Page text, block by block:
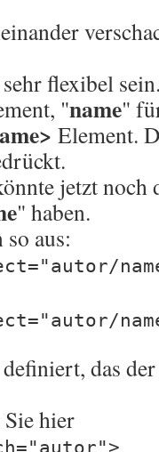
flexibel
"name"
Element.
jetzt noch
" haben.
aus:
das
hier